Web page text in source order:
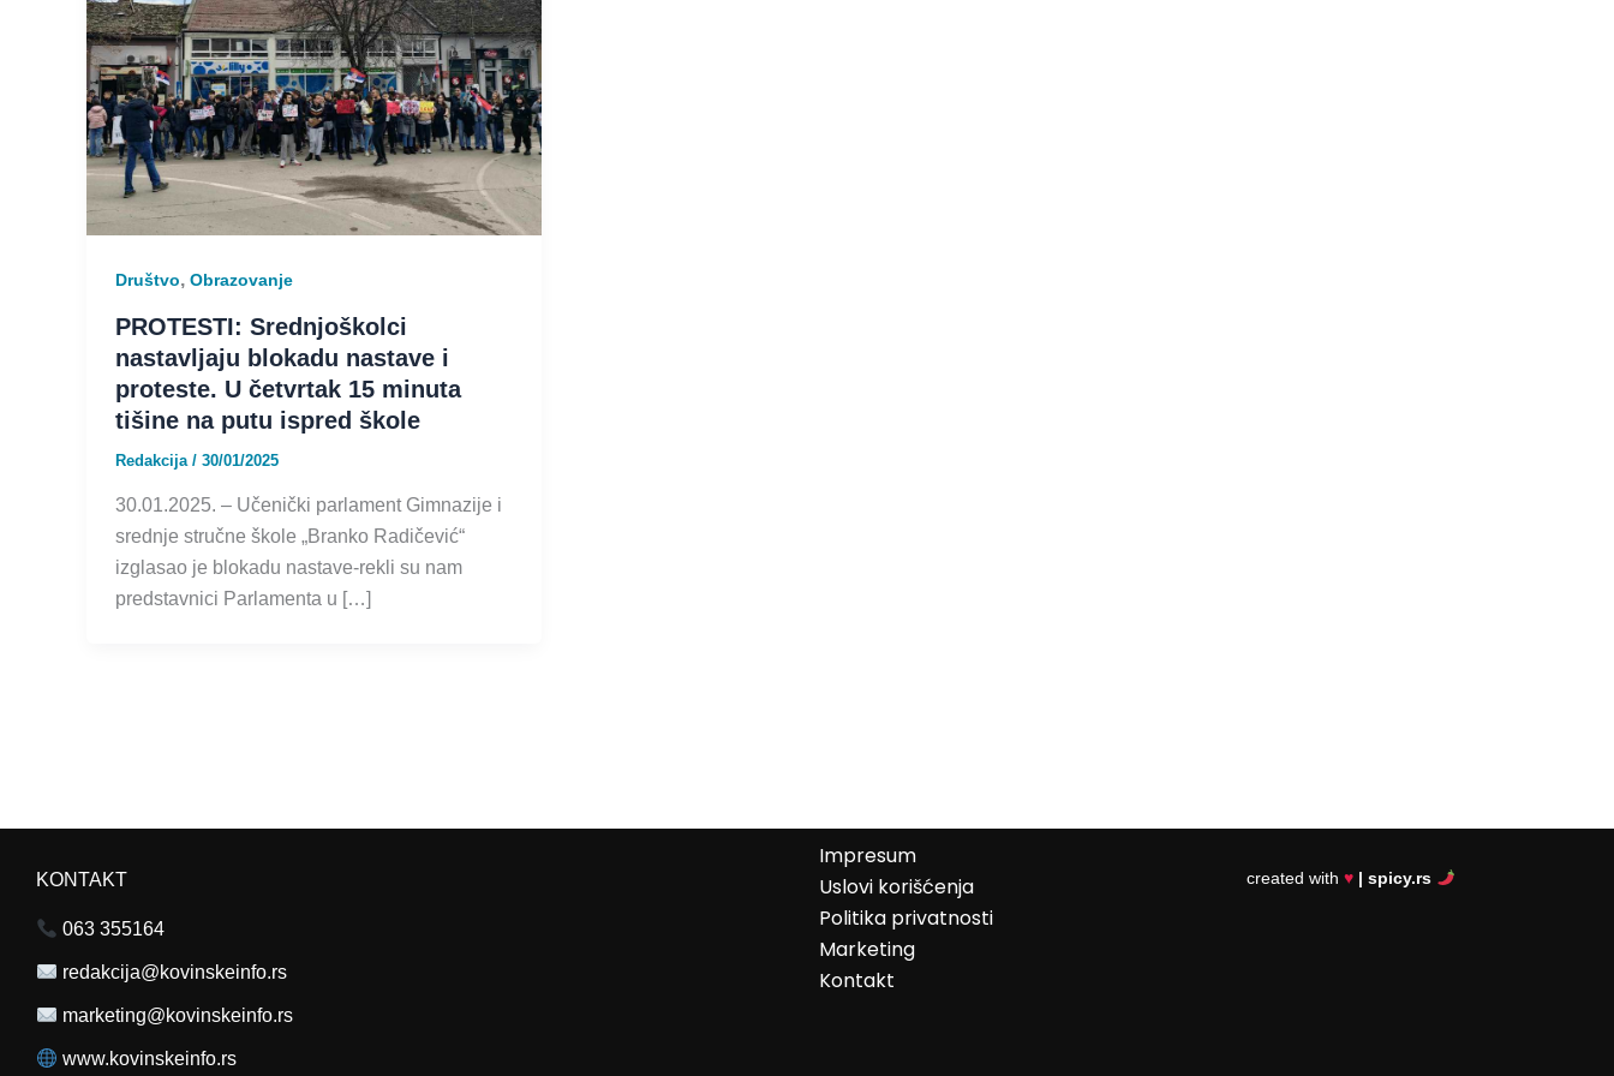
Društvo, Obrazovanje
PROTESTI: Srednjoškolci
nastavljaju blokadu nastave i
proteste. U četvrtak 15 minuta
tišine na putu ispred škole
Redakcija / 30/01/2025
30.01.2025. – Učenički parlament Gimnazije i
srednje stručne škole „Branko Radičević“
izglasao je blokadu nastave-rekli su nam
predstavnici Parlamenta u […]
KONTAKT
063 355164
redakcija@kovinskeinfo.rs
marketing@kovinskeinfo.rs
www.kovinskeinfo.rs
Impresum
Uslovi korišćenja
Politika privatnosti
Marketing
Kontakt
created with ♥ | spicy.rs